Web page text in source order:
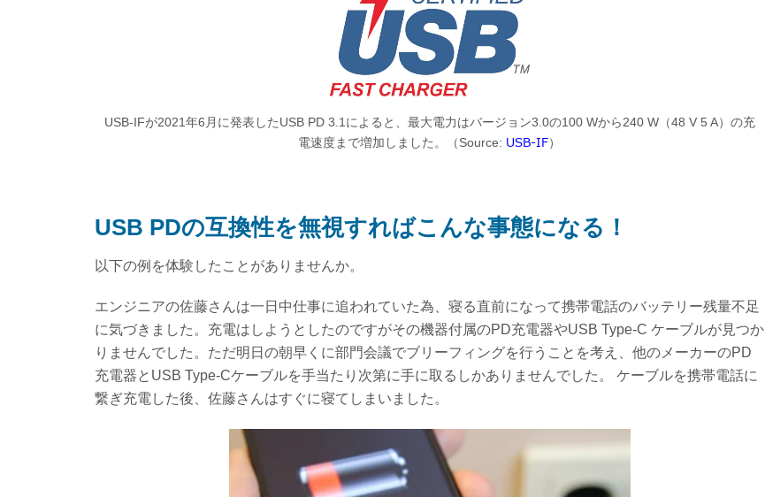
USB-IFが2021年6月に発表したUSB PD 3.1によると、最大電力はバージョン3.0の100 Wから240 W（48 V 5 A）の充
電速度まで増加しました。（Source: USB-IF）
USB PDの互換性を無視すればこんな事態になる！
以下の例を体験したことがありませんか。
エンジニアの佐藤さんは一日中仕事に追われていた為、寝る直前になって携帯電話のバッテリー残量不足
に気づきました。充電はしようとしたのですがその機器付属のPD充電器やUSB Type-C ケーブルが見つか
りませんでした。ただ明日の朝早くに部門会議でブリーフィングを行うことを考え、他のメーカーのPD
充電器とUSB Type-Cケーブルを手当たり次第に手に取るしかありませんでした。 ケーブルを携帯電話に
繋ぎ充電した後、佐藤さんはすぐに寝てしまいました。